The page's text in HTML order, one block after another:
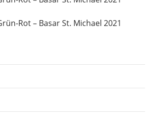
Rot – Basar St. Michael 2021